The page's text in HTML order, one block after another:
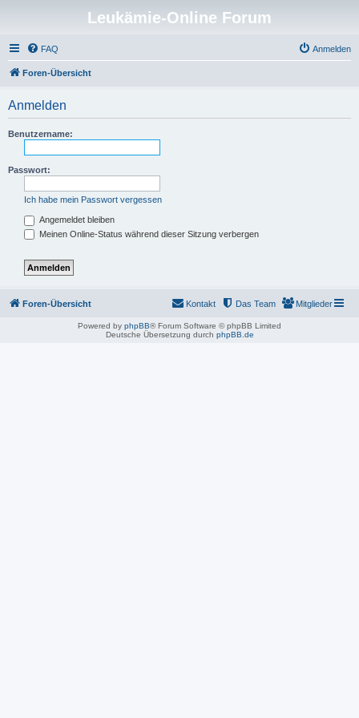
Leukämie-Online Forum
FAQ Anmelden
Foren-Übersicht
Anmelden
Benutzername:
Passwort:
Ich habe mein Passwort vergessen
Angemeldet bleiben
Meinen Online-Status während dieser Sitzung verbergen
Foren-Übersicht Mitglieder
Das Team
Kontakt
Powered by phpBB® Forum Software © phpBB Limited
Deutsche Übersetzung durch phpBB.de